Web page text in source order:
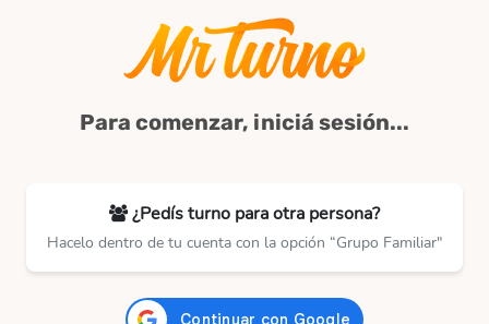
Para comenzar, iniciá sesión...
¿Pedís turno para otra persona?
Hacelo dentro de tu cuenta con la opción “Grupo Familiar"